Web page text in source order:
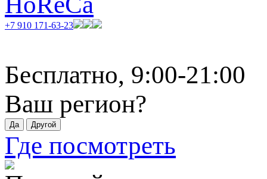
+7 910 171-63-23
Бесплатно, 9:00-21:00
Ваш регион?
Где посмотреть